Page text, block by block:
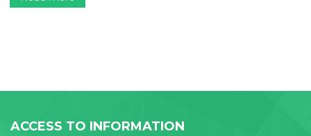
ACCESS TO INFORMATION